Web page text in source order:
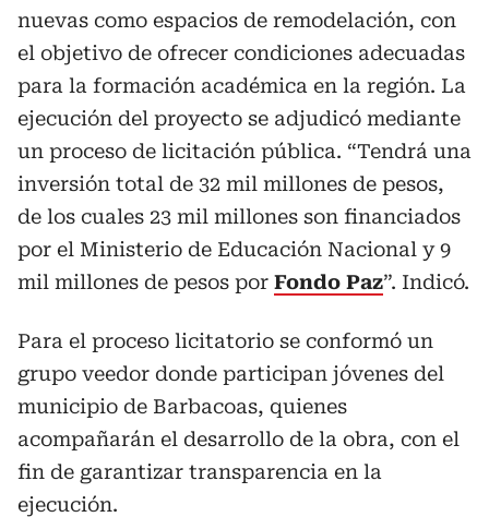
nuevas como espacios de remodelación, con
el objetivo de ofrecer condiciones adecuadas
para la formación académica en la región. La
ejecución del proyecto se adjudicó mediante
un proceso de licitación pública. “Tendrá una
inversión total de 32 mil millones de pesos,
de los cuales 23 mil millones son financiados
por el Ministerio de Educación Nacional y 9
mil millones de pesos por Fondo Paz”. Indicó.
Para el proceso licitatorio se conformó un
grupo veedor donde participan jóvenes del
municipio de Barbacoas, quienes
acompañarán el desarrollo de la obra, con el
fin de garantizar transparencia en la
ejecución.